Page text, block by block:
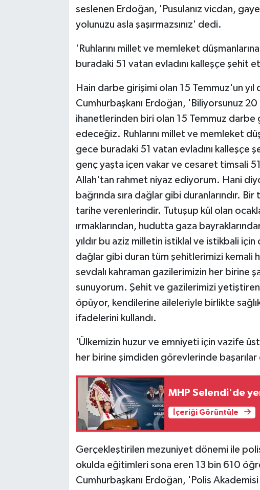
seslenen Erdoğan, 'Pusulanız vicdan,
yolunuzu asla şaşırmazsınız' dedi.
'Ruhlarını millet ve memleket
buradaki 51 vatan evladını kalleşçe şehit
Hain darbe girişimi olan 15 Temmuz'un yıl
Cumhurbaşkanı Erdoğan, 'Biliyorsunuz
ihanetlerinden biri olan 15 Temmuz darbe
edeceğiz. Ruhlarını millet ve memleket
gece buradaki 51 vatan evladını
genç yaşta içen vakar ve cesaret timsali
Allah'tan rahmet niyaz ediyorum. Hani
bağrında sıra dağlar gibi duranlarındır.
tarihe verenlerindir. Tutuşup kül olan
ırmaklarından, hudutta gaza
yıldır bu aziz milletin istiklal ve istikbali için
dağlar gibi duran tüm şehitlerimizi kemali
sevdalı kahraman gazilerimizin her birine
sunuyorum. Şehit ve gazilerimizi
öpüyor, kendilerine aileleriyle birlikte
ifadelerini kullandı.
'Ülkemizin huzur ve emniyeti için vazife
her birine şimdiden görevlerinde
MHP Selendi'de
İçeriği Görüntüle
Gerçekleştirilen mezuniyet dönemi ile
okulda eğitimleri sona eren 13 bin 610
Cumhurbaşkanı Erdoğan, 'Polis